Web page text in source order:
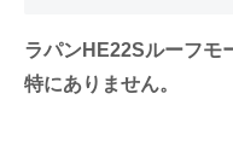
ラパンHE22Sルーフモ
特にありません。